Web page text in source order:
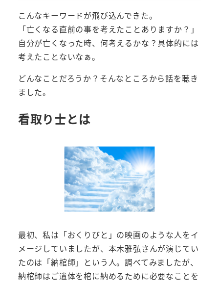
こんなキーワードが飛び込んできた。
「亡くなる直前の事を考えたことありますか？」
自分が亡くなった時、何考えるかな？具体的には
考えたことないなぁ。
どんなことだろうか？そんなところから話を聴き
ました。
看取り士とは
最初、私は「おくりびと」の映画のような人をイ
メージしていましたが、本木雅弘さんが演じてい
たのは「納棺師」という人。調べてみましたが、
納棺師はご遺体を棺に納めるために必要なことを